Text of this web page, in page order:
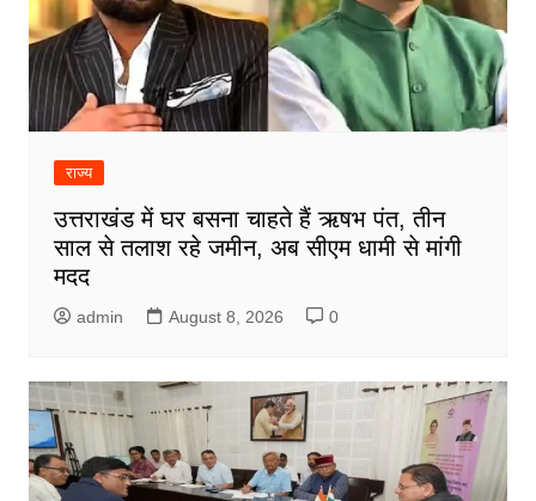
राज्य
उत्तराखंड में घर बसना चाहते हैं ऋषभ पंत, तीन
साल से तलाश रहे जमीन, अब सीएम धामी से मांगी
मदद
admin August 8, 2026 0